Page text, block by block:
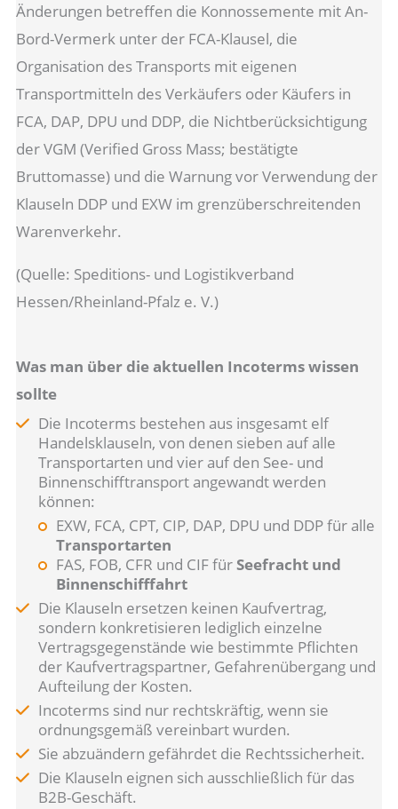
Änderungen betreffen die Konnossemente mit An-
Bord-Vermerk unter der FCA-Klausel, die
Organisation des Transports mit eigenen
Transportmitteln des Verkäufers oder Käufers in
FCA, DAP, DPU und DDP, die Nichtberücksichtigung
der VGM (Verified Gross Mass; bestätigte
Bruttomasse) und die Warnung vor Verwendung der
Klauseln DDP und EXW im grenzüberschreitenden
Warenverkehr.
(Quelle: Speditions- und Logistikverband
Hessen/Rheinland-Pfalz e. V.)
Was man über die aktuellen Incoterms wissen
sollte
Die Incoterms bestehen aus insgesamt elf
Handelsklauseln, von denen sieben auf alle
Transportarten und vier auf den See- und
Binnenschifftransport angewandt werden
können:
EXW, FCA, CPT, CIP, DAP, DPU und DDP für alle
Transportarten
FAS, FOB, CFR und CIF fürSeefracht und
Binnenschifffahrt
Die Klauseln ersetzen keinen Kaufvertrag,
sondern konkretisieren lediglich einzelne
Vertragsgegenstände wie bestimmte Pflichten
der Kaufvertragspartner, Gefahrenübergang und
Aufteilung der Kosten.
Incoterms sind nur rechtskräftig, wenn sie
ordnungsgemäß vereinbart wurden.
Sie abzuändern gefährdet die Rechtssicherheit.
Die Klauseln eignen sich ausschließlich für das
B2B-Geschäft.